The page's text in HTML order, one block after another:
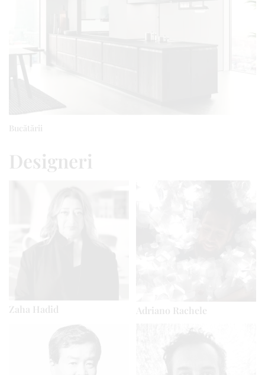
Bucătării
Designeri
Zaha Hadid Adriano Rachele